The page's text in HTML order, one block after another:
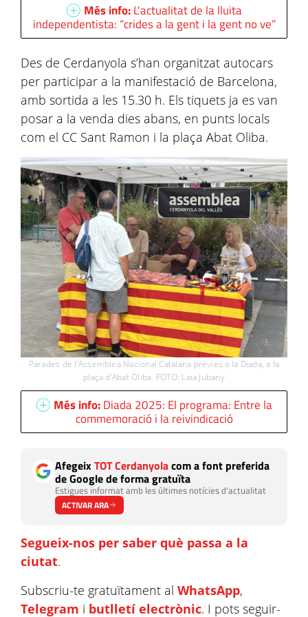
Més info:L'actualitat de la lluita
independentista: “crides a la gent i la gent no ve”
Des de Cerdanyola s’han organitzat autocars
per participar a la manifestació de Barcelona,
amb sortida a les 15.30 h. Els tiquets ja es van
posar a la venda dies abans, en punts locals
com el CC Sant Ramon i la plaça Abat Oliba.
Parades de l'Assemblea Nacional Catalana prèvies a la Diada, a la
plaça d'Abat Oliba. FOTO: Laia Jubany
Més info:Diada 2025: El programa: Entre la
commemoració i la reivindicació
AfegeixTOT Cerdanyolacom a font preferida
de Google de forma gratuïta
Estigues informat amb les últimes notícies d'actualitat
ACTIVAR ARA
Segueix-nos per saber què passa a la
ciutat.
Subscriu-te gratuïtament al WhatsApp,
Telegram i butlletí electrònic. I pots seguir-